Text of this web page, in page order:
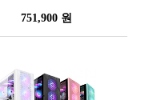
751,900 원